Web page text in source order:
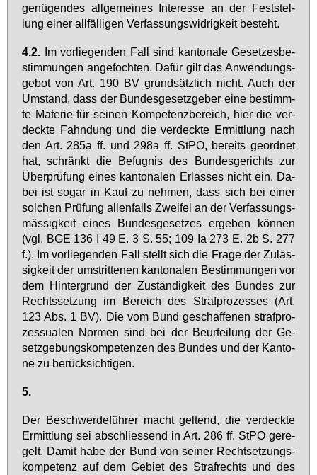
ge­nü­gen­des all­ge­mei­nes In­ter­es­se an der Fest­stel­
lung ei­ner all­fäl­li­gen Ver­fas­sungs­wid­rig­keit be­steht.
4.2.
Im vor­lie­gen­den Fall sind kan­to­na­le Ge­set­zes­be­
stim­mun­gen an­ge­foch­ten. Da­für gilt das An­wen­dungs­
ge­bot von Art. 190 BV grund­sätz­lich nicht. Auch der
Um­stand, dass der Bun­des­ge­setz­ge­ber ei­ne be­stimm­
te Ma­te­rie für sei­nen Kom­pe­tenz­be­reich, hier die ver­
deck­te Fahn­dung und die ver­deck­te Er­mitt­lung nach
den Art. 285a ff. und 298a ff. StPO, be­reits ge­ord­net
hat, schränkt die Be­fug­nis des Bun­des­ge­richts zur
Über­prü­fung ei­nes kan­to­na­len Er­las­ses nicht ein. Da­
bei ist so­gar in Kauf zu neh­men, dass sich bei ei­ner
sol­chen Prü­fung al­len­falls Zwei­fel an der Ver­fas­sungs­
mäs­sig­keit ei­nes Bun­des­ge­set­zes er­ge­ben kön­nen
(vgl. BGE 136 I 49E. 3 S. 55; 109 Ia 273 E. 2b S. 277
f.). Im vor­lie­gen­den Fall stellt sich die Fra­ge der Zu­läs­
sig­keit der um­strit­te­nen kan­to­na­len Be­stim­mun­gen vor
dem Hin­ter­grund der Zu­stän­dig­keit des Bun­des zur
Rechts­set­zung im Be­reich des Straf­pro­zes­ses (Art.
123 Abs. 1 BV). Die vom Bund ge­schaf­fe­nen straf­pro­
zes­sua­len Nor­men sind bei der Be­ur­tei­lung der Ge­
setz­ge­bungs­kom­pe­ten­zen des Bun­des und der Kan­to­
ne zu be­rück­sich­ti­gen.
5.
Der Be­schwer­de­füh­rer macht gel­tend, die ver­deck­te
Er­mitt­lung sei ab­schlies­send in Art. 286 ff. StPO ge­re­
gelt. Da­mit ha­be der Bund von sei­ner Recht­set­zungs­
kom­pe­tenz auf dem Ge­biet des Straf­rechts und des